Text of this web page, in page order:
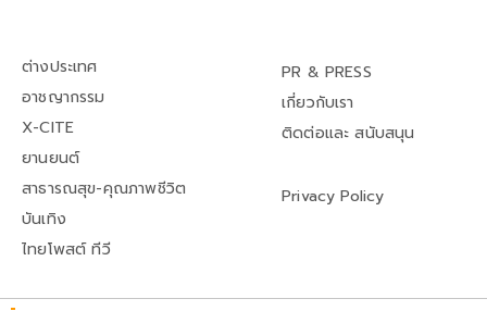
ต่างประเทศ
อาชญากรรม
X-CITE
ยานยนต์
สาธารณสุข-คุณภาพชีวิต
บันเทิง
ไทยโพสต์ ทีวี
PR & PRESS
เกี่ยวกับเรา
ติดต่อและ สนับสนุน
Privacy Policy